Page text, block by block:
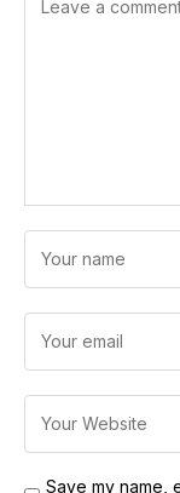
Save my name,